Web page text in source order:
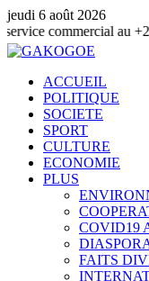
jeudi 6 août 2026
au +228 92
ACCUEIL
POLITIQUE
SOCIETE
SPORT
CULTURE
ECONOMIE
PLUS
COVID19
FAITS